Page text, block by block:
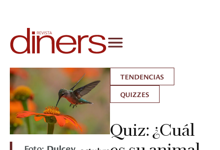
TENDENCIAS
QUIZZES
Quiz: ¿Cuál